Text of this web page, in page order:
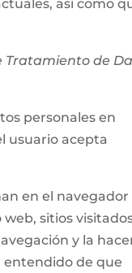
así como
Tratamiento de
personales en
usuario acepta
en el navegador
sitios
y la
entendido de que